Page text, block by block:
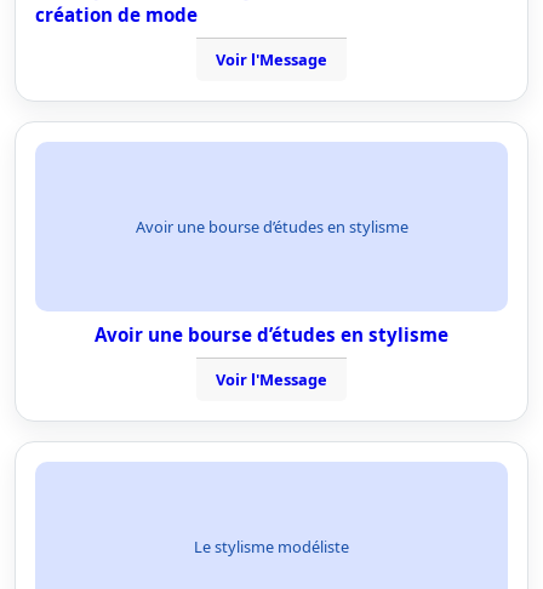
création de mode
Voir l'Message
Avoir une bourse d’études en stylisme
Avoir une bourse d’études en stylisme
Voir l'Message
Le stylisme modéliste